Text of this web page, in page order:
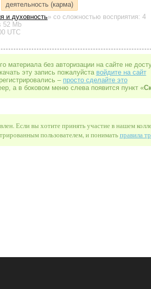
деятельность (карма)
и духовность» со сложностью восприятия: 4
52 Mb
UTC
материала без авторизации на сайте не
эту запись пожалуйста войдите на сайт
– просто сделайте это
а в боковом меню слева появится пункт «
Если вы хотите принять участие в нашем
пользователем, и пониматьправила